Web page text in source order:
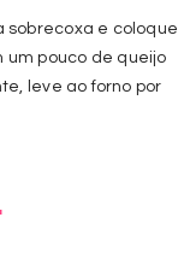
sobrecoxa e coloque
um pouco de queijo
leve ao forno por